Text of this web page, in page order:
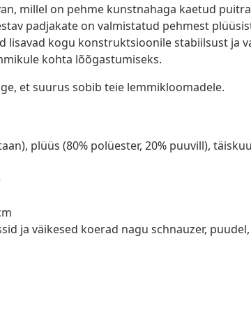
millel on pehme kunstnahaga kaetud
padjakate on valmistatud pehmest
lisavad kogu konstruktsioonile stabiilsust ja
kohta lõõgastumiseks.
et suurus sobib teie lemmikloomadele.
plüüs (80% polüester, 20% puuvill),
ja väikesed koerad nagu schnauzer,